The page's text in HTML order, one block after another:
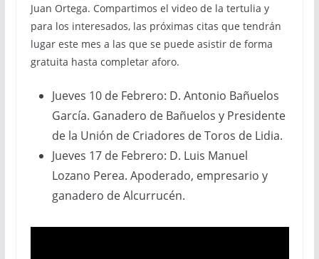
Juan Ortega. Compartimos el video de la tertulia y
para los interesados, las próximas citas que tendrán
lugar este mes a las que se puede asistir de forma
gratuita hasta completar aforo.
Jueves 10 de Febrero: D. Antonio Bañuelos
García. Ganadero de Bañuelos y Presidente
de la Unión de Criadores de Toros de Lidia.
Jueves 17 de Febrero: D. Luis Manuel
Lozano Perea. Apoderado, empresario y
ganadero de Alcurrucén.